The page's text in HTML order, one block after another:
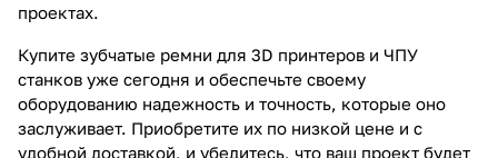
проектах.
Купите зубчатые ремни для 3D принтеров и ЧПУ
станков уже сегодня и обеспечьте своему
оборудованию надежность и точность, которые оно
заслуживает. Приобретите их по низкой цене и с
удобной доставкой, и убедитесь, что ваш проект будет